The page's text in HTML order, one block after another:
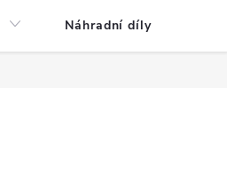
Náhradní díly